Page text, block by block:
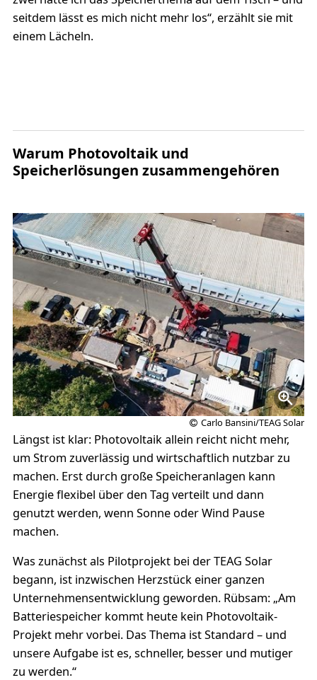
seitdem lässt es mich nicht mehr los“, erzählt sie mit
einem Lächeln.
Warum Photovoltaik und
Speicherlösungen zusammengehören
Carlo Bansini/TEAG Solar
Längst ist klar: Photovoltaik allein reicht nicht mehr,
um Strom zuverlässig und wirtschaftlich nutzbar zu
machen. Erst durch große Speicheranlagen kann
Energie flexibel über den Tag verteilt und dann
genutzt werden, wenn Sonne oder Wind Pause
machen.
Was zunächst als Pilotprojekt bei der TEAG Solar
begann, ist inzwischen Herzstück einer ganzen
Unternehmensentwicklung geworden. Rübsam: „Am
Batteriespeicher kommt heute kein Photovoltaik-
Projekt mehr vorbei. Das Thema ist Standard – und
unsere Aufgabe ist es, schneller, besser und mutiger
zu werden.“